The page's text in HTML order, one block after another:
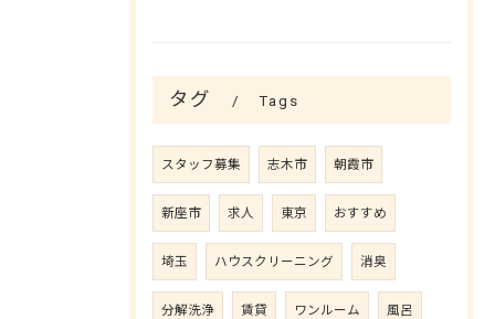
タグ Tags
スタッフ募集 志木市 朝霞市
新座市 求人 東京 おすすめ
埼玉 ハウスクリーニング 消臭
分解洗浄 賃貸 ワンルーム 風呂